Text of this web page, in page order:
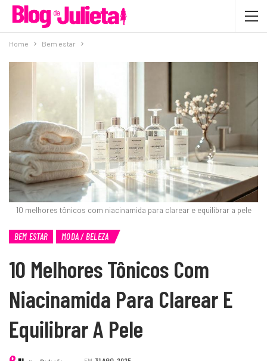
Home Bem estar
10 melhores tônicos com niacinamida para clarear e equilibrar a pele
BEM ESTAR MODA / BELEZA
10 Melhores Tônicos Com
Niacinamida Para Clarear E
Equilibrar A Pele